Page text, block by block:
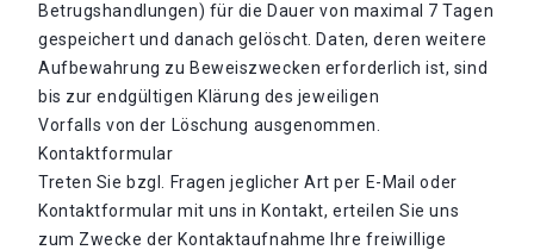
Betrugshandlungen) für die Dauer von maximal 7 Tagen
gespeichert und danach gelöscht. Daten, deren weitere
Aufbewahrung zu Beweiszwecken erforderlich ist, sind
bis zur endgültigen Klärung des jeweiligen
Vorfalls von der Löschung ausgenommen.
Kontaktformular
Treten Sie bzgl. Fragen jeglicher Art per E-Mail oder
Kontaktformular mit uns in Kontakt, erteilen Sie uns
zum Zwecke der Kontaktaufnahme Ihre freiwillige